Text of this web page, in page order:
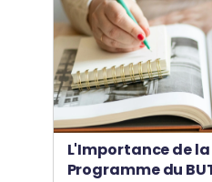
L'Importance de
Programme du